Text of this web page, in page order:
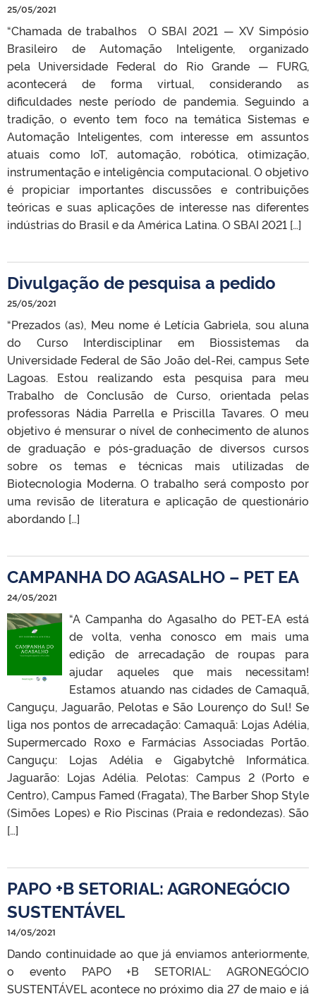
25/05/2021
“Chamada de trabalhos O SBAI 2021 — XV Simpósio
Brasileiro de Automação Inteligente, organizado
pela Universidade Federal do Rio Grande — FURG,
acontecerá de forma virtual, considerando as
dificuldades neste período de pandemia. Seguindo a
tradição, o evento tem foco na temática Sistemas e
Automação Inteligentes, com interesse em assuntos
atuais como IoT, automação, robótica, otimização,
instrumentação e inteligência computacional. O objetivo
é propiciar importantes discussões e contribuições
teóricas e suas aplicações de interesse nas diferentes
indústrias do Brasil e da América Latina. O SBAI 2021 […]
Divulgação de pesquisa a pedido
25/05/2021
“Prezados (as), Meu nome é Letícia Gabriela, sou aluna
do Curso Interdisciplinar em Biossistemas da
Universidade Federal de São João del-Rei, campus Sete
Lagoas. Estou realizando esta pesquisa para meu
Trabalho de Conclusão de Curso, orientada pelas
professoras Nádia Parrella e Priscilla Tavares. O meu
objetivo é mensurar o nível de conhecimento de alunos
de graduação e pós-graduação de diversos cursos
sobre os temas e técnicas mais utilizadas de
Biotecnologia Moderna. O trabalho será composto por
uma revisão de literatura e aplicação de questionário
abordando […]
CAMPANHA DO AGASALHO – PET EA
24/05/2021
“A Campanha do Agasalho do PET-EA está
de volta, venha conosco em mais uma
edição de arrecadação de roupas para
ajudar aqueles que mais necessitam!
Estamos atuando nas cidades de Camaquã,
Canguçu, Jaguarão, Pelotas e São Lourenço do Sul! Se
liga nos pontos de arrecadação: Camaquã: Lojas Adélia,
Supermercado Roxo e Farmácias Associadas Portão.
Canguçu: Lojas Adélia e Gigabytchê Informática.
Jaguarão: Lojas Adélia. Pelotas: Campus 2 (Porto e
Centro), Campus Famed (Fragata), The Barber Shop Style
(Simões Lopes) e Rio Piscinas (Praia e redondezas). São
[…]
PAPO +B SETORIAL: AGRONEGÓCIO
SUSTENTÁVEL
14/05/2021
Dando continuidade ao que já enviamos anteriormente,
o evento PAPO +B SETORIAL: AGRONEGÓCIO
SUSTENTÁVEL acontece no próximo dia 27 de maio e já